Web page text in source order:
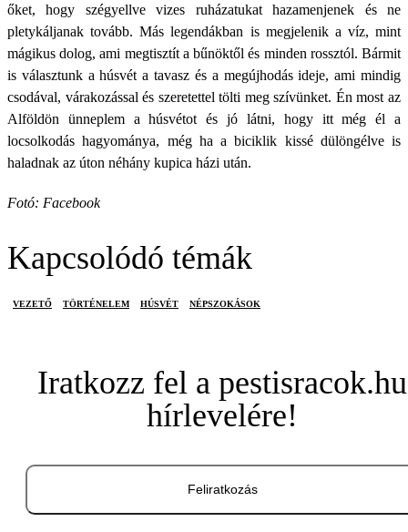
őket, hogy szégyellve vizes ruházatukat hazamenjenek és ne
pletykáljanak tovább. Más legendákban is megjelenik a víz, mint
mágikus dolog, ami megtisztít a bűnöktől és minden rossztól. Bármit
is választunk a húsvét a tavasz és a megújhodás ideje, ami mindig
csodával, várakozással és szeretettel tölti meg szívünket. Én most az
Alföldön ünneplem a húsvétot és jó látni, hogy itt még él a
locsolkodás hagyománya, még ha a biciklik kissé dülöngélve is
haladnak az úton néhány kupica házi után.
Fotó: Facebook
Kapcsolódó témák
VEZETŐ TÖRTÉNELEM HÚSVÉT NÉPSZOKÁSOK
Iratkozz fel a pestisracok.hu
hírlevelére!
Feliratkozás